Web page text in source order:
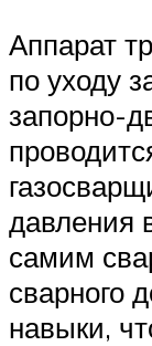
Аппарат
по уходу
запорно-
давления
самим
сварного
навыки,